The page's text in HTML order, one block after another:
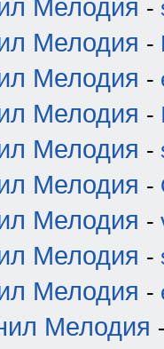
Мелодия -
Мелодия -
Мелодия -
Мелодия -
Мелодия -
Мелодия -
Мелодия -
Мелодия -
Мелодия -
Мелодия